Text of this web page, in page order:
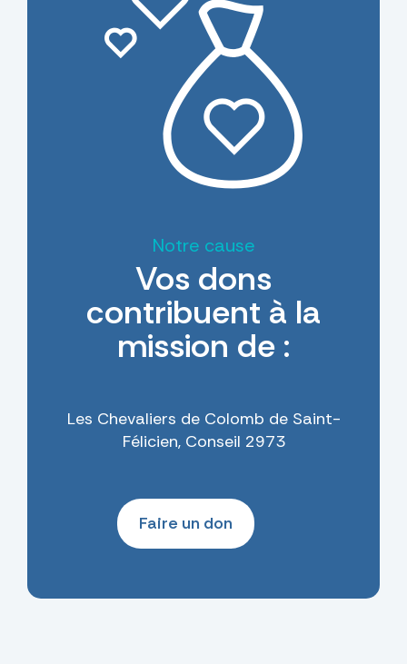
Notre cause
Vos dons
contribuent à la
mission de :
Les Chevaliers de Colomb de Saint-
Félicien, Conseil 2973
Faire un don